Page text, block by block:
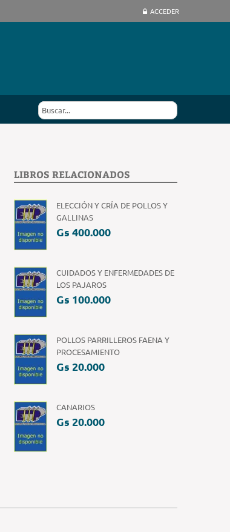
ACCEDER
LIBROS RELACIONADOS
ELECCIÓN Y CRÍA DE POLLOS Y
GALLINAS
Gs 400.000
CUIDADOS Y ENFERMEDADES DE
LOS PAJAROS
Gs 100.000
POLLOS PARRILLEROS FAENA Y
PROCESAMIENTO
Gs 20.000
CANARIOS
Gs 20.000